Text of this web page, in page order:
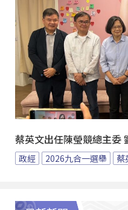
蔡英文出任陳瑩競總主委
政經 2026九合一選舉 蔡